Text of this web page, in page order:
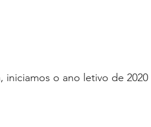
o ano letivo de 2020